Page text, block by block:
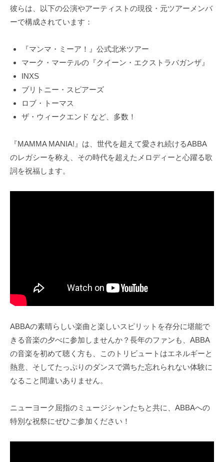
彼らは、以下の公演やアーティストの現役・元ツアーメンバ
ーで構成されています：
『マンマ・ミーア！』公式北米ツアー
マーク・マーテルの『クイーン・エクストラバガンザ』
INXS
ブリトニー・スピアーズ
ロブ・トーマス
ザ・ウィークエンド など、多数！
『MAMMA MANIA!』は、世代を超えて愛され続けるABBA
のレガシーを称え、その時代を超えたメロディーと心躍る歌
詞を祝福します。
ABBAの素晴らしい楽曲と楽しいスピリットを存分に堪能で
きる音楽の夕べに参加しませんか？長年のファンも、ABBA
の音楽を初めて聴く方も、このトリビュートはエネルギーと
熱意、そしてたっぷりのダンスで満ちた忘れられない体験に
なること間違いありません。
ニューヨーク屈指のミュージシャンたちと共に、ABBAへの
特別な祝祭にぜひご参加ください！